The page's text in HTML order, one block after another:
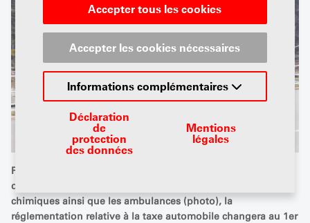
Accepter tous les cookies
Accepter les cookies nécessaires
Informations complémentaires
Déclaration
de
protection
des données
Mentions
légales
Pour les véhicules de la police, des douanes, des pompiers,
des services de lutte contre les accidents pétroliers et
chimiques ainsi que les ambulances (photo), la
réglementation relative à la taxe automobile changera au 1er